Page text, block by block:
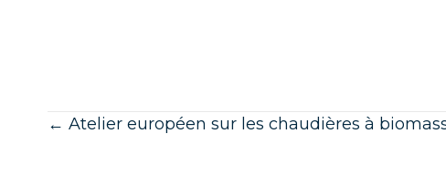
Posts
← Atelier européen sur les chaudières à